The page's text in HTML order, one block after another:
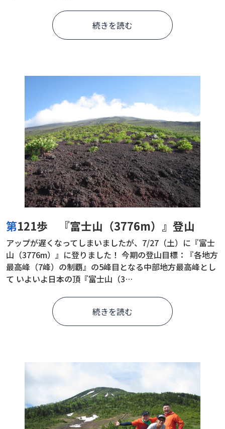
続きを読む
第121歩 『富士山（3776m）』登山
アップが遅くなってしまいましたが、7/27（土）に『富士
山（3776m）』に登りました！ 今期の登山目標：『各地方
最高峰（7峰）の制覇』の5峰目となる中部地方最高峰とし
て いよいよ日本の頂『富士山（3…
続きを読む